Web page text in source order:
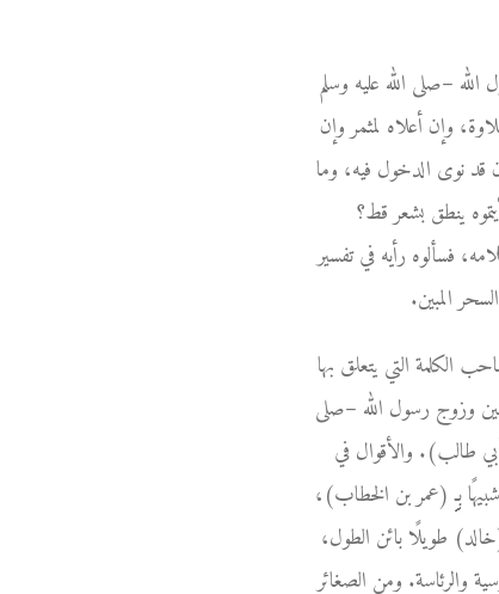
–صلى الله عليه وسلم
وإن أعلاه لمثمر وإن
قد نوى الدخول فيه، وما
ينطق بشعر قط؟
فسألوه رأيه في تفسير
المبين.
الكلمة التي يتعلق بها
وزوج رسول الله –صلى
طالب). والأقوال في
بـِِِِِِِِ (عمر بن الخطاب)،
طويلًا بائن الطول،
والرئاسة. ومن الصغائر